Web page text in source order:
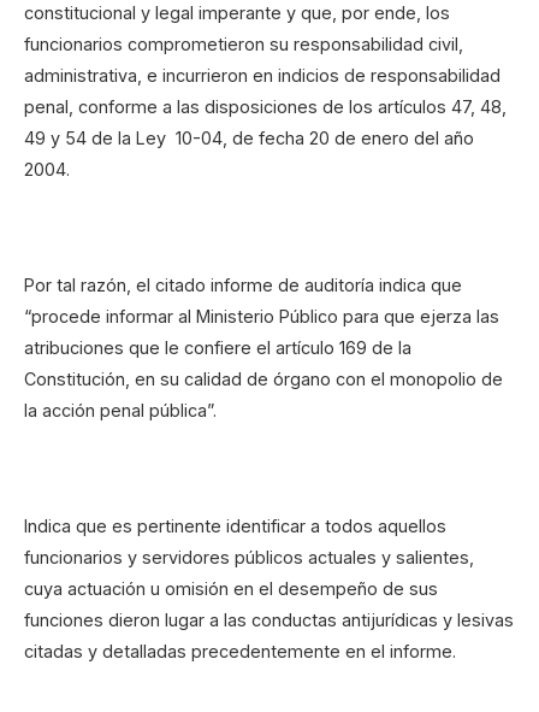
constitucional y legal imperante y que, por ende, los
funcionarios comprometieron su responsabilidad civil,
administrativa, e incurrieron en indicios de responsabilidad
penal, conforme a las disposiciones de los artículos 47, 48,
49 y 54 de la Ley 10-04, de fecha 20 de enero del año
2004.
Por tal razón, el citado informe de auditoría indica que
“procede informar al Ministerio Público para que ejerza las
atribuciones que le confiere el artículo 169 de la
Constitución, en su calidad de órgano con el monopolio de
la acción penal pública”.
Indica que es pertinente identificar a todos aquellos
funcionarios y servidores públicos actuales y salientes,
cuya actuación u omisión en el desempeño de sus
funciones dieron lugar a las conductas antijurídicas y lesivas
citadas y detalladas precedentemente en el informe.